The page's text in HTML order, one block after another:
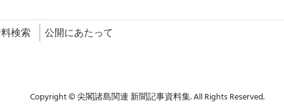
検索 公開にあたって
Copyright © 尖閣諸島関連 新聞記事資料集. All Rights Reserved.